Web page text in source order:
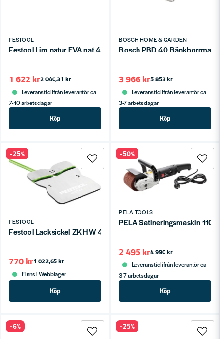
FESTOOL
Festool Lim natur EVA nat 48x-KA 65
2 040,31 kr
1 622 kr
Leveranstid ifrån leverantör ca
7-10 arbetsdagar
Köp
BOSCH HOME & GARDEN
Bosch PBD 40
5 853 kr
3 966 kr
Leveranstid ifrån leverantör ca
3-7 arbetsdagar
Köp
FESTOOL
Festool Lacksickel ZK HW 45/45
1 022,65 kr
770 kr
Finns i Webblager
Köp
-25%
PELA TOOLS
PELA Satineringsmaskin
4 990 kr
2 495 kr
Leveranstid ifrån leverantör ca
3-7 arbetsdagar
Köp
-50%
-6% -25%